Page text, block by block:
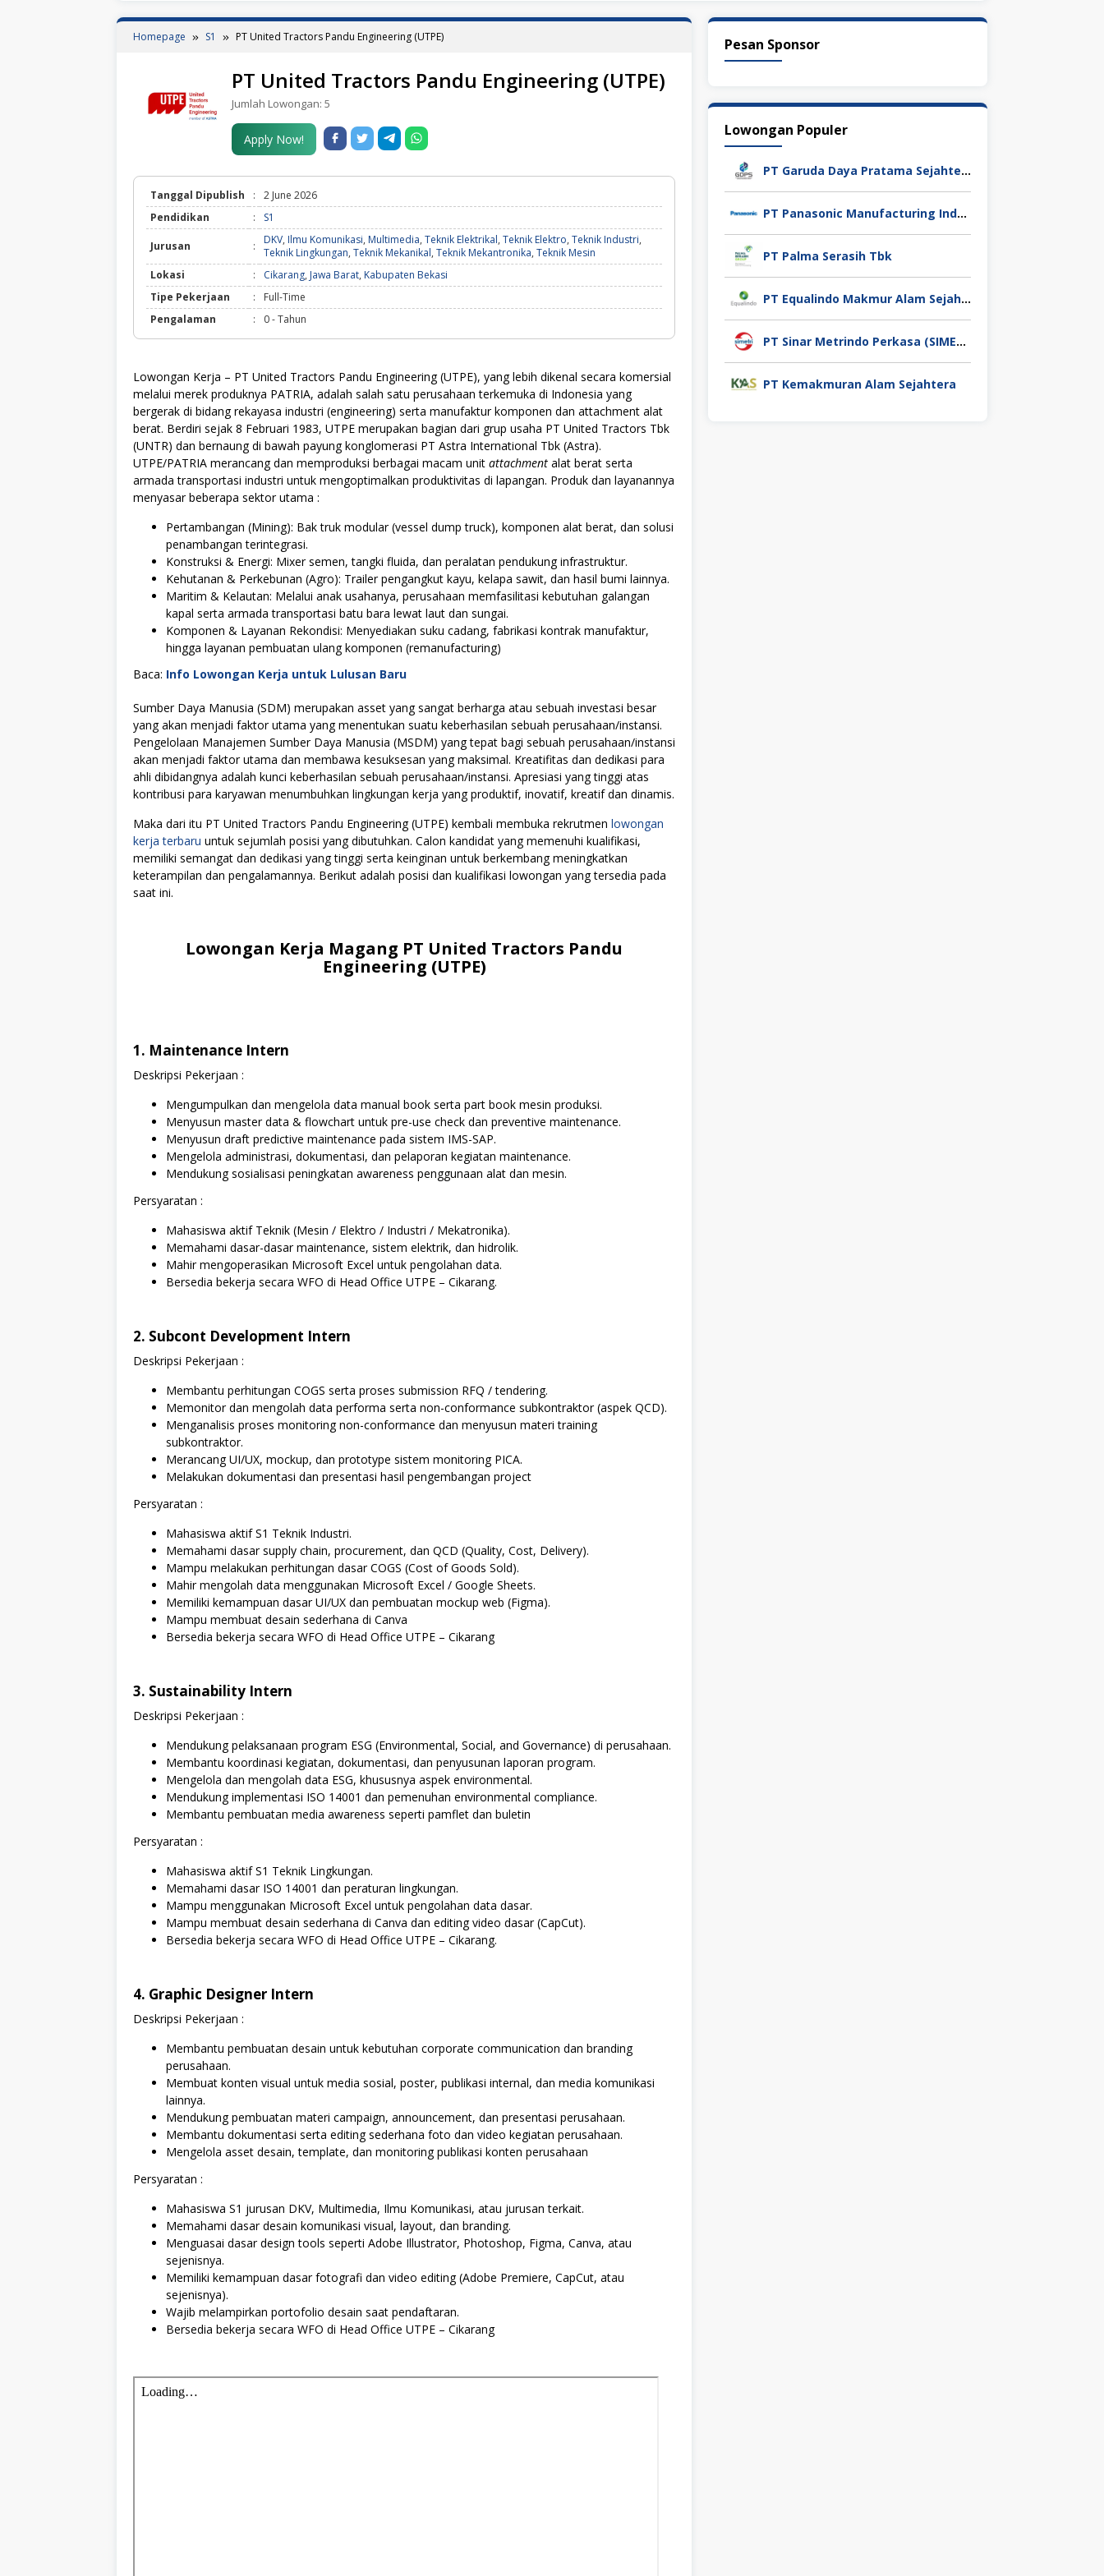
Homepage S1 PT United Tractors Pandu Engineering (UTPE)
PT United Tractors Pandu Engineering (UTPE)
Jumlah Lowongan: 5
Apply Now!
Tanggal Dipublish :
2 June 2026
Pendidikan
: S1
Jurusan : DKV, Ilmu Komunikasi, Multimedia, Teknik Elektrikal, Teknik Elektro, Teknik Industri,
Teknik Lingkungan, Teknik Mekanikal, Teknik Mekantronika, Teknik Mesin
Lokasi
: Cikarang, Jawa Barat, Kabupaten Bekasi
Tipe Pekerjaan
:
Full-Time
Pengalaman
: 0 - Tahun
Lowongan Kerja – PT United Tractors Pandu Engineering (UTPE), yang lebih dikenal secara komersial
melalui merek produknya PATRIA, adalah salah satu perusahaan terkemuka di Indonesia yang
bergerak di bidang rekayasa industri (engineering) serta manufaktur komponen dan attachment alat
berat. Berdiri sejak 8 Februari 1983, UTPE merupakan bagian dari grup usaha PT United Tractors Tbk
(UNTR) dan bernaung di bawah payung konglomerasi PT Astra International Tbk (Astra).
UTPE/PATRIA merancang dan memproduksi berbagai macam unit attachment alat berat serta
armada transportasi industri untuk mengoptimalkan produktivitas di lapangan. Produk dan layanannya
menyasar beberapa sektor utama :
Pertambangan (Mining): Bak truk modular (vessel dump truck), komponen alat berat, dan solusi
penambangan terintegrasi.
Konstruksi & Energi: Mixer semen, tangki fluida, dan peralatan pendukung infrastruktur.
Kehutanan & Perkebunan (Agro): Trailer pengangkut kayu, kelapa sawit, dan hasil bumi lainnya.
Maritim & Kelautan: Melalui anak usahanya, perusahaan memfasilitasi kebutuhan galangan
kapal serta armada transportasi batu bara lewat laut dan sungai.
Komponen & Layanan Rekondisi: Menyediakan suku cadang, fabrikasi kontrak manufaktur,
hingga layanan pembuatan ulang komponen (remanufacturing)
Baca: Info Lowongan Kerja untuk Lulusan Baru
Sumber Daya Manusia (SDM) merupakan asset yang sangat berharga atau sebuah investasi besar
yang akan menjadi faktor utama yang menentukan suatu keberhasilan sebuah perusahaan/instansi.
Pengelolaan Manajemen Sumber Daya Manusia (MSDM) yang tepat bagi sebuah perusahaan/instansi
akan menjadi faktor utama dan membawa kesuksesan yang maksimal. Kreatifitas dan dedikasi para
ahli dibidangnya adalah kunci keberhasilan sebuah perusahaan/instansi. Apresiasi yang tinggi atas
kontribusi para karyawan menumbuhkan lingkungan kerja yang produktif, inovatif, kreatif dan dinamis.
Maka dari itu PT United Tractors Pandu Engineering (UTPE) kembali membuka rekrutmen lowongan
kerja terbaru untuk sejumlah posisi yang dibutuhkan. Calon kandidat yang memenuhi kualifikasi,
memiliki semangat dan dedikasi yang tinggi serta keinginan untuk berkembang meningkatkan
keterampilan dan pengalamannya. Berikut adalah posisi dan kualifikasi lowongan yang tersedia pada
saat ini.
Lowongan Kerja Magang PT United Tractors Pandu
Engineering (UTPE)
1. Maintenance Intern
Deskripsi Pekerjaan :
Mengumpulkan dan mengelola data manual book serta part book mesin produksi.
Menyusun master data & flowchart untuk pre-use check dan preventive maintenance.
Menyusun draft predictive maintenance pada sistem IMS-SAP.
Mengelola administrasi, dokumentasi, dan pelaporan kegiatan maintenance.
Mendukung sosialisasi peningkatan awareness penggunaan alat dan mesin.
Persyaratan :
Mahasiswa aktif Teknik (Mesin / Elektro / Industri / Mekatronika).
Memahami dasar-dasar maintenance, sistem elektrik, dan hidrolik.
Mahir mengoperasikan Microsoft Excel untuk pengolahan data.
Bersedia bekerja secara WFO di Head Office UTPE – Cikarang.
2. Subcont Development Intern
Deskripsi Pekerjaan :
Membantu perhitungan COGS serta proses submission RFQ / tendering.
Memonitor dan mengolah data performa serta non-conformance subkontraktor (aspek QCD).
Menganalisis proses monitoring non-conformance dan menyusun materi training
subkontraktor.
Merancang UI/UX, mockup, dan prototype sistem monitoring PICA.
Melakukan dokumentasi dan presentasi hasil pengembangan project
Persyaratan :
Mahasiswa aktif S1 Teknik Industri.
Memahami dasar supply chain, procurement, dan QCD (Quality, Cost, Delivery).
Mampu melakukan perhitungan dasar COGS (Cost of Goods Sold).
Mahir mengolah data menggunakan Microsoft Excel / Google Sheets.
Memiliki kemampuan dasar UI/UX dan pembuatan mockup web (Figma).
Mampu membuat desain sederhana di Canva
Bersedia bekerja secara WFO di Head Office UTPE – Cikarang
3. Sustainability Intern
Deskripsi Pekerjaan :
Mendukung pelaksanaan program ESG (Environmental, Social, and Governance) di perusahaan.
Membantu koordinasi kegiatan, dokumentasi, dan penyusunan laporan program.
Mengelola dan mengolah data ESG, khususnya aspek environmental.
Mendukung implementasi ISO 14001 dan pemenuhan environmental compliance.
Membantu pembuatan media awareness seperti pamflet dan buletin
Persyaratan :
Mahasiswa aktif S1 Teknik Lingkungan.
Memahami dasar ISO 14001 dan peraturan lingkungan.
Mampu menggunakan Microsoft Excel untuk pengolahan data dasar.
Mampu membuat desain sederhana di Canva dan editing video dasar (CapCut).
Bersedia bekerja secara WFO di Head Office UTPE – Cikarang.
4. Graphic Designer Intern
Deskripsi Pekerjaan :
Membantu pembuatan desain untuk kebutuhan corporate communication dan branding
perusahaan.
Membuat konten visual untuk media sosial, poster, publikasi internal, dan media komunikasi
lainnya.
Mendukung pembuatan materi campaign, announcement, dan presentasi perusahaan.
Membantu dokumentasi serta editing sederhana foto dan video kegiatan perusahaan.
Mengelola asset desain, template, dan monitoring publikasi konten perusahaan
Persyaratan :
Mahasiswa S1 jurusan DKV, Multimedia, Ilmu Komunikasi, atau jurusan terkait.
Memahami dasar desain komunikasi visual, layout, dan branding.
Menguasai dasar design tools seperti Adobe Illustrator, Photoshop, Figma, Canva, atau
sejenisnya.
Memiliki kemampuan dasar fotografi dan video editing (Adobe Premiere, CapCut, atau
sejenisnya).
Wajib melampirkan portofolio desain saat pendaftaran.
Bersedia bekerja secara WFO di Head Office UTPE – Cikarang
Pesan Sponsor
Lowongan Populer
PT Garuda Daya Pratama Sejahtera
PT Panasonic Manufacturing Indonesia
PT Palma Serasih Tbk
PT Equalindo Makmur Alam Sejahtera (Equalindo Group)
PT Sinar Metrindo Perkasa (SIMETRI)
PT Kemakmuran Alam Sejahtera